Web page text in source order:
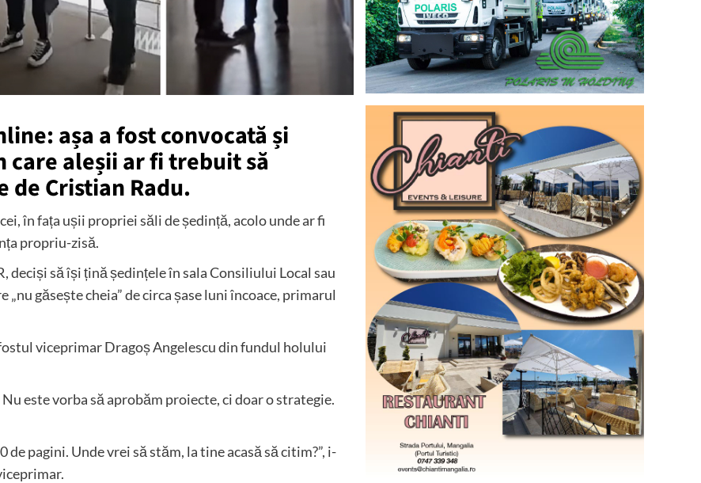
așa a fost convocată și
care aleșii ar fi trebuit să
Cristian Radu.
în fața ușii propriei săli de ședință, acolo unde ar fi
propriu-zisă.
deciși să își țină ședințele în sala Consiliului Local sau
găsește cheia” de circa șase luni încoace, primarul
viceprimar Dragoș Angelescu din fundul holului
este vorba să aprobăm proiecte, ci doar o strategie.
pagini. Unde vrei să stăm, la tine acasă să citim?”, i-